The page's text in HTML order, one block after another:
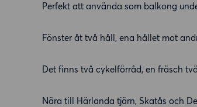
Perfekt att använda som balkong
Fönster åt två håll, ena hållet mot
Det finns två cykelförråd, en fräsch
Nära till Härlanda tjärn, Skatås och